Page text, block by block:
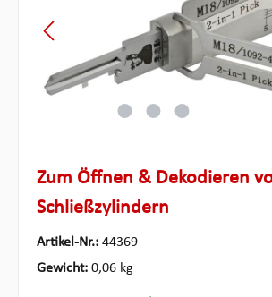
Zum Öffnen & Dekodieren
Schließzylindern
Artikel-Nr.: 44369
Gewicht: 0,06 kg